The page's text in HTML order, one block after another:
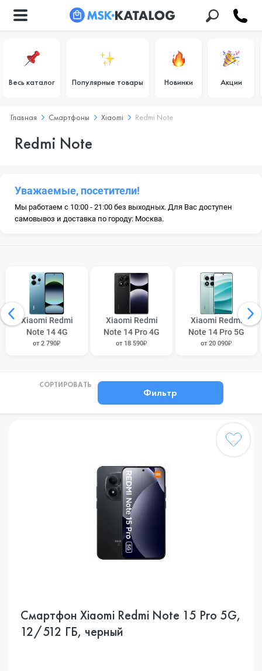
Весь каталог Популярные товары Новинки Акции
Главная Смартфоны Xiaomi Redmi Note
Redmi Note
Уважаемые, посетители!
Мы работаем с 10:00 - 21:00 без выходных. Для Вас доступен
самовывоз и доставка по городу: Москва.
Xiaomi Redmi
Note 14 4G
от 2 790₽
Xiaomi Redmi
Note 14 Pro 4G
от 18 590₽
Xiaomi Redmi
Note 14 Pro 5G
от 20 090₽
СОРТИРОВАТЬ
Фильтр
Смартфон Xiaomi Redmi Note 15 Pro 5G,
12/512 ГБ, черный